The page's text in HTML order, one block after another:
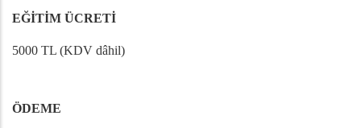
EĞİTİM ÜCRETİ
5000 TL (KDV dâhil)
ÖDEME